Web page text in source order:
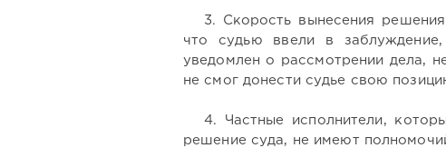
3. Скорость вынесения
что судью ввели в
уведомлен о рассмотрении дела,
не смог донести судье свою
4. Частные исполнители,
решение суда, не имеют